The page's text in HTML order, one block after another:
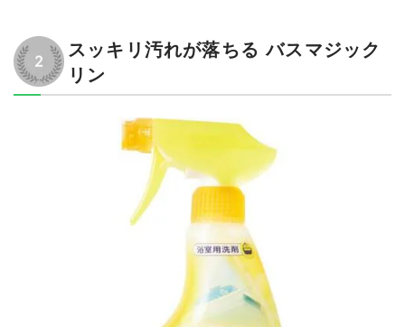
スッキリ汚れが落ちる バスマジック
リン